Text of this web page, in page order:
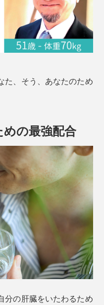
た、そう、あなたのため
の最強配合
分の肝臓をいたわるため